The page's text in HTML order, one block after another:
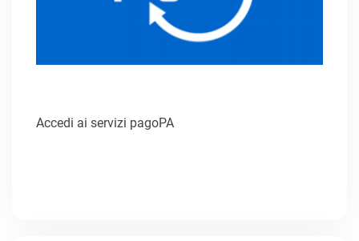
Accedi ai servizi pagoPA